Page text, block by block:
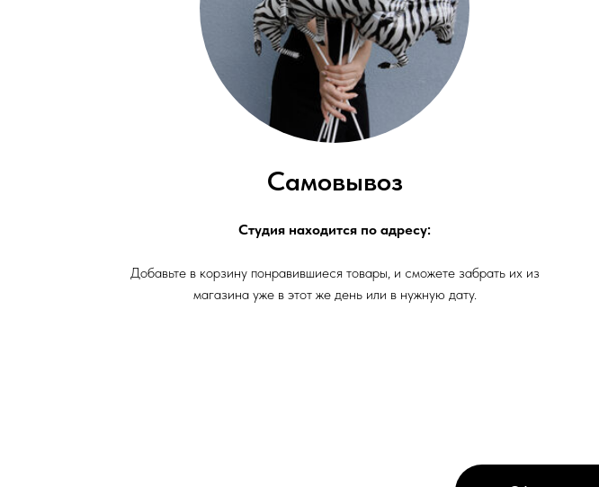
Самовывоз
Студия находится по адресу:
Добавьте в корзину понравившиеся товары, и сможете забрать их из
магазина уже в этот же день или в нужную дату.